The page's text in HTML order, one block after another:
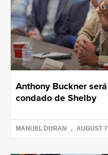
Anthony Buckner
condado de Shelby
MANUEL DURAN AUGUST